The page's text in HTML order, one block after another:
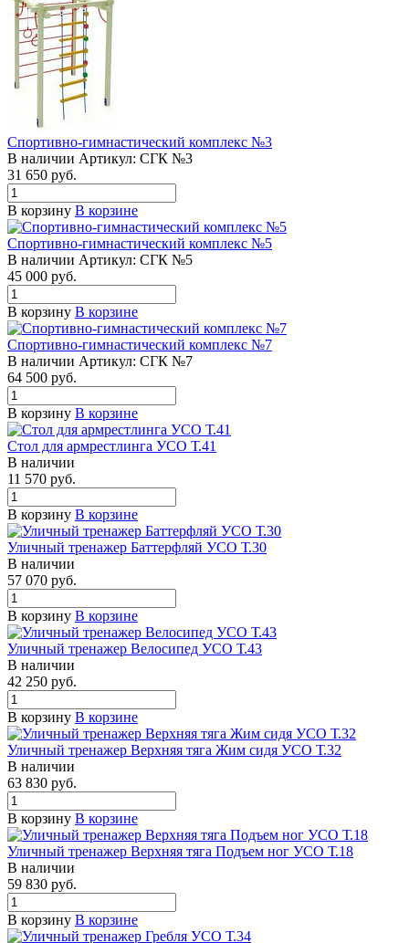
Спортивно-гимнастический комплекс №3
В наличии Артикул: СГК №3
31 650 руб.
В корзину В корзине
Спортивно-гимнастический комплекс №5
В наличии Артикул: СГК №5
45 000 руб.
В корзину В корзине
Спортивно-гимнастический комплекс №7
В наличии Артикул: СГК №7
64 500 руб.
В корзину В корзине
Стол для армрестлинга УСО Т.41
В наличии
11 570 руб.
В корзину В корзине
Уличный тренажер Баттерфляй УСО Т.30
В наличии
57 070 руб.
В корзину В корзине
Уличный тренажер Велосипед УСО Т.43
В наличии
42 250 руб.
В корзину В корзине
Уличный тренажер Верхняя тяга Жим сидя УСО Т.32
В наличии
63 830 руб.
В корзину В корзине
Уличный тренажер Верхняя тяга Подъем ног УСО Т.18
В наличии
59 830 руб.
В корзину В корзине